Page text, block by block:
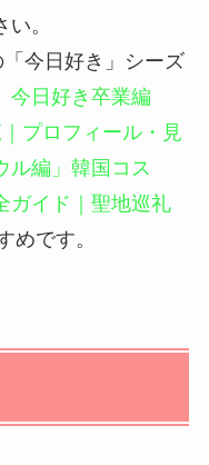
。
今日好き」シーズ
今日好き卒業編
プロフィール・見
ル編」韓国コス
ガイド｜聖地巡礼
めです。